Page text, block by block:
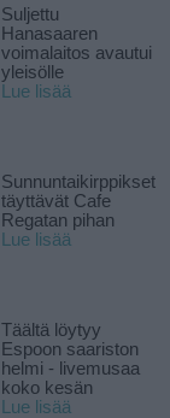
Suljettu
Hanasaaren
voimalaitos avautui
yleisölle
Lue lisää
Sunnuntaikirppikset
täyttävät Cafe
Regatan pihan
Lue lisää
Täältä löytyy
Espoon saariston
helmi - livemusaa
koko kesän
Lue lisää